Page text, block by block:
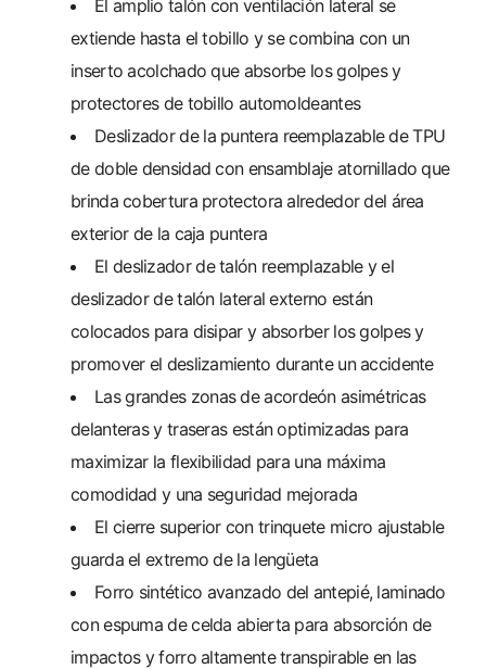
El amplio talón con ventilación lateral se
extiende hasta el tobillo y se combina con un
inserto acolchado que absorbe los golpes y
protectores de tobillo automoldeantes
Deslizador de la puntera reemplazable de TPU
de doble densidad con ensamblaje atornillado que
brinda cobertura protectora alrededor del área
exterior de la caja puntera
El deslizador de talón reemplazable y el
deslizador de talón lateral externo están
colocados para disipar y absorber los golpes y
promover el deslizamiento durante un accidente
Las grandes zonas de acordeón asimétricas
delanteras y traseras están optimizadas para
maximizar la flexibilidad para una máxima
comodidad y una seguridad mejorada
El cierre superior con trinquete micro ajustable
guarda el extremo de la lengüeta
Forro sintético avanzado del antepié, laminado
con espuma de celda abierta para absorción de
impactos y forro altamente transpirable en las